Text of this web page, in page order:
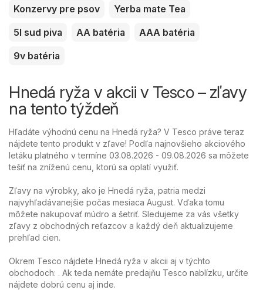
Konzervy pre psov
Yerba mate Tea
5l sud piva
AA batéria
AAA batéria
9v batéria
Hnedá ryža v akcii v Tesco – zľavy
na tento týždeň
Hľadáte výhodnú cenu na Hnedá ryža? V Tesco práve teraz
nájdete tento produkt v zľave! Podľa najnovšieho akciového
letáku platného v termíne 03.08.2026 - 09.08.2026 sa môžete
tešiť na zníženú cenu, ktorú sa oplatí využiť.
Zľavy na výrobky, ako je Hnedá ryža, patria medzi
najvyhľadávanejšie počas mesiaca August. Vďaka tomu
môžete nakupovať múdro a šetriť. Sledujeme za vás všetky
zľavy z obchodných reťazcov a každý deň aktualizujeme
prehľad cien.
Okrem Tesco nájdete Hnedá ryža v akcii aj v týchto
obchodoch: . Ak teda nemáte predajňu Tesco nablízku, určite
nájdete dobrú cenu aj inde.